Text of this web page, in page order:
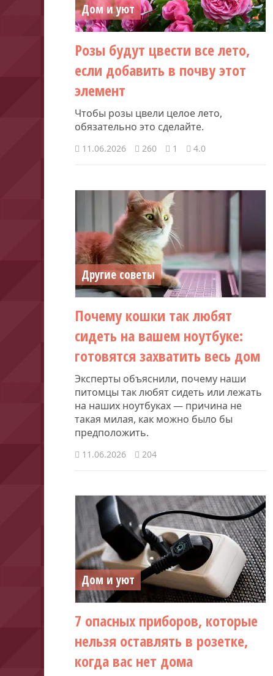
Дом и уют
Розы будут цвести все лето,
если добавить в почву этот
элемент
Чтобы розы цвели целое лето,
обязательно это сделайте.
11.06.2026 260 1 4.0
Другие советы
Почему кошки так любят
сидеть на вашем ноутбуке:
готовятся захватить весь дом
Эксперты объяснили, почему наши
питомцы так любят сидеть или лежать
на наших ноутбуках — причина не
такая милая, как можно было бы
предположить.
11.06.2026 204
Дом и уют
7 опасных приборов, которые
нельзя оставлять в розетке,
когда вас нет дома